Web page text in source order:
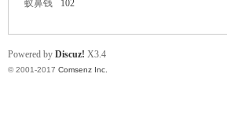
蚁鼻钱
102
Powered by Discuz! X3.4
© 2001-2017 Comsenz Inc.